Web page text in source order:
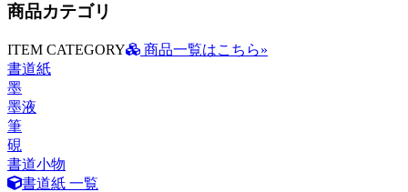
商品カテゴリ
ITEM CATEGORY
商品一覧はこちら»
書道紙
墨
墨液
筆
硯
書道小物
書道紙 一覧